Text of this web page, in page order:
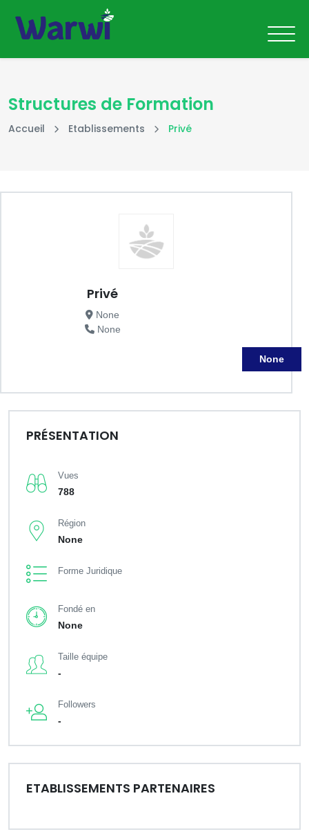
Structures de Formation
Accueil Etablissements Privé
Privé
None
None
None
PRÉSENTATION
Vues
788
Région
None
Forme Juridique
Fondé en
None
Taille équipe
-
Followers
-
ETABLISSEMENTS PARTENAIRES